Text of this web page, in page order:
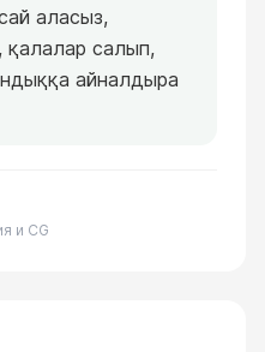
аласыз,
қалалар салып,
айналдыра
и CG